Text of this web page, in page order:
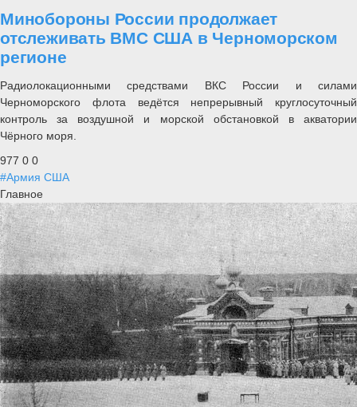
Минобороны России продолжает
отслеживать ВМС США в Черноморском
регионе
Радиолокационными средствами ВКС России и силами
Черноморского флота ведётся непрерывный круглосуточный
контроль за воздушной и морской обстановкой в акватории
Чёрного моря.
977 0 0
#Армия США
Главное